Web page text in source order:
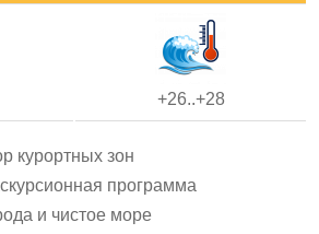
+26..+28
курортных зон
программа
и чистое море